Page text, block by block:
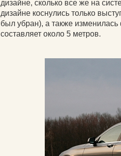
дизайне, сколько все же на
дизайне коснулись только
был убран), а также
составляет около 5 метров.